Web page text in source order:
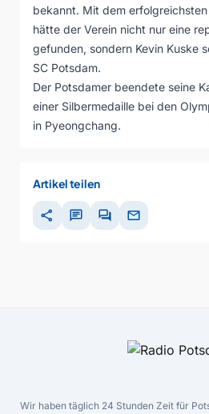
bekannt. Mit dem
hätte der Verein nicht nur eine
gefunden, sondern Kevin Kuske
SC Potsdam.
Der Potsdamer beendete seine
einer Silbermedaille bei den
in Pyeongchang.
Artikel teilen
share chat forum mail
Wir haben täglich 24 Stunden Zeit für